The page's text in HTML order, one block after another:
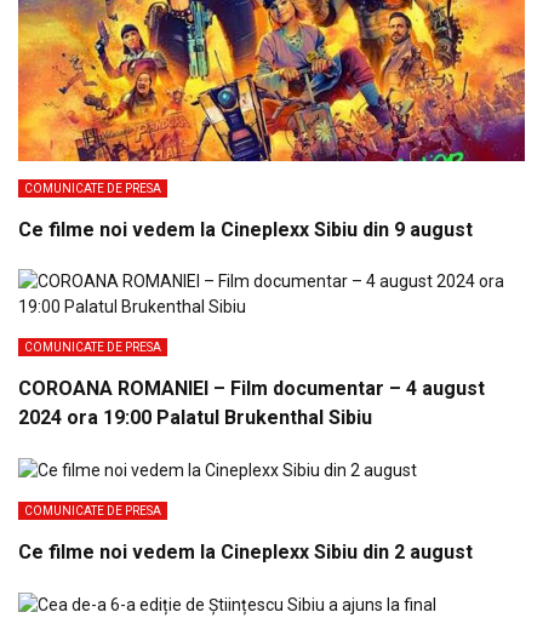
COMUNICATE DE PRESA
Ce filme noi vedem la Cineplexx Sibiu din 9 august
COMUNICATE DE PRESA
COROANA ROMANIEI – Film documentar – 4 august
2024 ora 19:00 Palatul Brukenthal Sibiu
COMUNICATE DE PRESA
Ce filme noi vedem la Cineplexx Sibiu din 2 august